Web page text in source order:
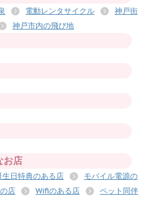
電動レンタサイクル
神戸街
神戸市内の飛び地
お店
生日特典のある店
モバイル電源の
店 Wifiのある店
ペット同伴